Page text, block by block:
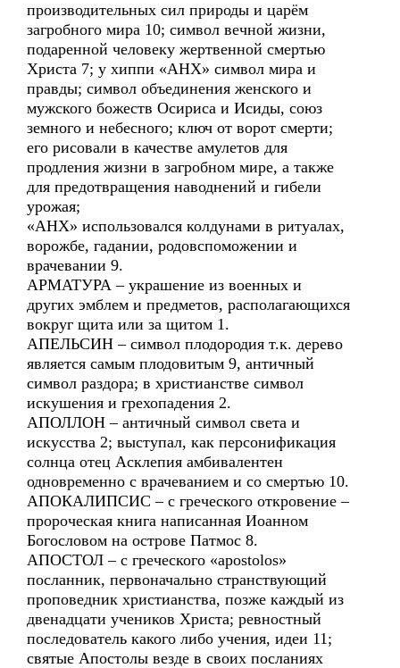
производительных сил природы и царём
загробного мира 10; символ вечной жизни,
подаренной человеку жертвенной смертью
Христа 7; у хиппи «АНХ» символ мира и
правды; символ объединения женского и
мужского божеств Осириса и Исиды, союз
земного и небесного; ключ от ворот смерти;
его рисовали в качестве амулетов для
продления жизни в загробном мире, а также
для предотвращения наводнений и гибели
урожая;
«АНХ» использовался колдунами в ритуалах,
ворожбе, гадании, родовспоможении и
врачевании 9.
АРМАТУРА – украшение из военных и
других эмблем и предметов, располагающихся
вокруг щита или за щитом 1.
АПЕЛЬСИН – символ плодородия т.к. дерево
является самым плодовитым 9, античный
символ раздора; в христианстве символ
искушения и грехопадения 2.
АПОЛЛОН – античный символ света и
искусства 2; выступал, как персонификация
солнца отец Асклепия амбивалентен
одновременно с врачеванием и со смертью 10.
АПОКАЛИПСИС – с греческого откровение –
пророческая книга написанная Иоанном
Богословом на острове Патмос 8.
АПОСТОЛ – с греческого «apostolos»
посланник, первоначально странствующий
проповедник христианства, позже каждый из
двенадцати учеников Христа; ревностный
последователь какого либо учения, идеи 11;
святые Апостолы везде в своих посланиях